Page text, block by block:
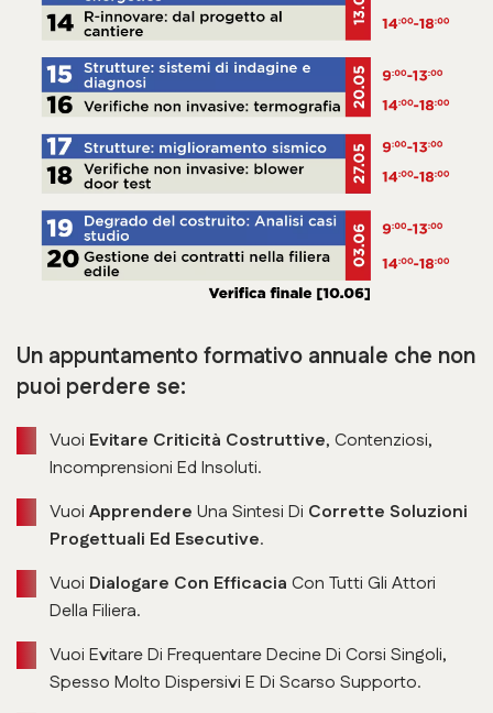
Un appuntamento formativo annuale che non
puoi perdere se:
Vuoi Evitare Criticità Costruttive, Contenziosi,
Incomprensioni Ed Insoluti.
Vuoi Apprendere Una Sintesi Di Corrette Soluzioni
Progettuali Ed Esecutive.
Vuoi Dialogare Con Efficacia Con Tutti Gli Attori
Della Filiera.
Vuoi Evitare Di Frequentare Decine Di Corsi Singoli,
Spesso Molto Dispersivi E Di Scarso Supporto.